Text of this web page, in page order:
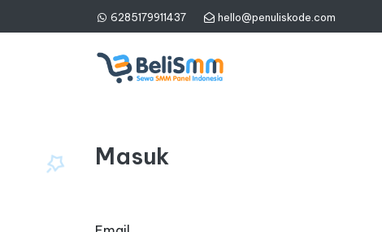
6285179911437 hello@penuliskode.com
Masuk